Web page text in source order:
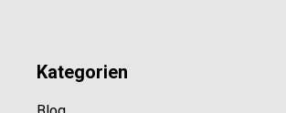
Kategorien